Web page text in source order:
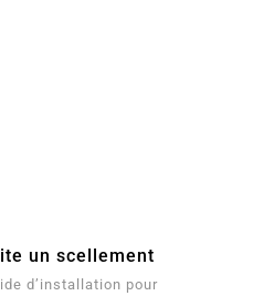
un scellement
d’installation pour